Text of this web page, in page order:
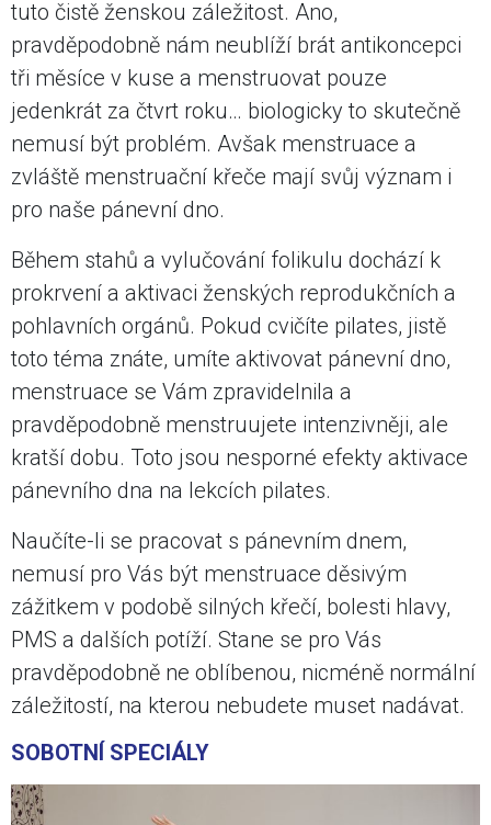
tuto čistě ženskou záležitost. Ano,
pravděpodobně nám neublíží brát antikoncepci
tři měsíce v kuse a menstruovat pouze
jedenkrát za čtvrt roku… biologicky to skutečně
nemusí být problém. Avšak menstruace a
zvláště menstruační křeče mají svůj význam i
pro naše pánevní dno.
Během stahů a vylučování folikulu dochází k
prokrvení a aktivaci ženských reprodukčních a
pohlavních orgánů. Pokud cvičíte pilates, jistě
toto téma znáte, umíte aktivovat pánevní dno,
menstruace se Vám zpravidelnila a
pravděpodobně menstruujete intenzivněji, ale
kratší dobu. Toto jsou nesporné efekty aktivace
pánevního dna na lekcích pilates.
Naučíte-li se pracovat s pánevním dnem,
nemusí pro Vás být menstruace děsivým
zážitkem v podobě silných křečí, bolesti hlavy,
PMS a dalších potíží. Stane se pro Vás
pravděpodobně ne oblíbenou, nicméně normální
záležitostí, na kterou nebudete muset nadávat.
SOBOTNÍ SPECIÁLY